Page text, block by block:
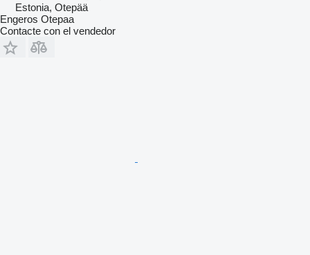
Estonia, Otepää
Engeros Otepaa
Contacte con el vendedor